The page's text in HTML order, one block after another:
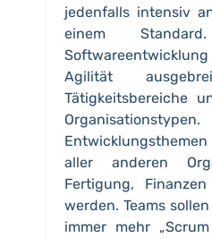
jedenfalls intensiv
einem
Agilität
Tätigkeitsbereiche
aller anderen
Fertigung,
werden. Teams
immer mehr